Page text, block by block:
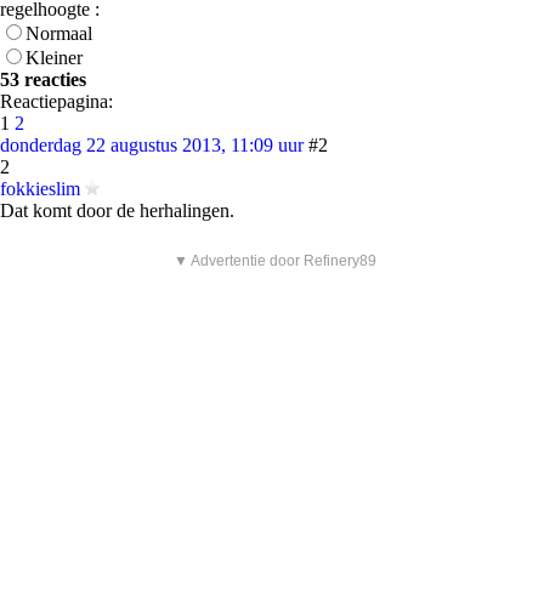
regelhoogte :
Normaal
Kleiner
53 reacties
Reactiepagina:
1 2
donderdag 22 augustus 2013, 11:09 uur #2
2
fokkieslim
Dat komt door de herhalingen.
▼ Advertentie door Refinery89